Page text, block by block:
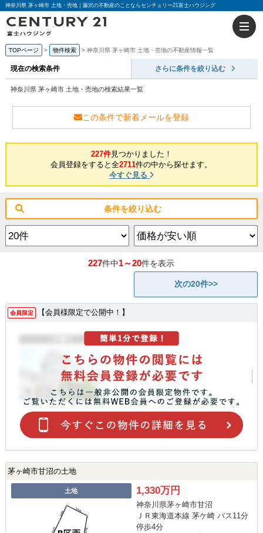
神奈川県 茅ヶ崎市 土地・売地｜藤沢の不動産のことならセンチュリー21富士ハウジング
TOPページ 物件検索 神奈川県 茅ヶ崎市 土地・売地の不動産情報一覧
現在の検索条件 さらに条件を絞り込む
神奈川県 茅ヶ崎市 土地・売地の検索結果一覧
この条件で新着メールを登録
227件見つかりました！
会員登録をすると全2711件の中から探せます。
今すぐ見る
条件を絞り込む
227件中1～20件を表示
次の20件>>
会員限定 【会員様限定で公開中！】
茅ヶ崎市甘沼の土地
土地 1,330万円
神奈川県茅ヶ崎市甘沼
ＪＲ東海道本線 茅ケ崎 バス11分
停歩4分